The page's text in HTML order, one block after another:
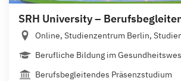
SRH University –
Online, Studienzentrum Berlin,
Berufliche Bildung im
Berufsbegleitendes Präsenzstudium